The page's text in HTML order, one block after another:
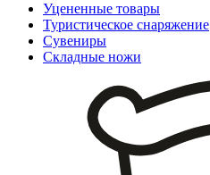
Уцененные товары
Туристическое снаряжение
Сувениры
Складные ножи